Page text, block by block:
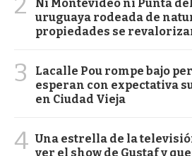
Ni Montevideo ni Punta
uruguaya rodeada de
propiedades se
3
Lacalle Pou rompe bajo
esperan con expectativa
en Ciudad Vieja
4 Una estrella de la
ver el show de Gustaf y